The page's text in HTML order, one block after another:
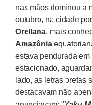
nas mãos dominou a
outubro, na cidade
Orellana, mais
Amazônia
estava pendurada
estacionado,
lado, as letras pretas
destacavam não